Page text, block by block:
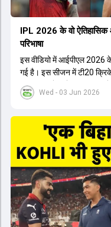
Wed - 03 Jun 2026
IPL 2026 के वो
परिभाषा
इस वीडियो में आईपीएल 2026
गई है। इस सीजन में टी20
भारतीय बल्लेबाजों का स्ट्राइक
1426 छक्के लगे और 65 बार
स्ट्राइक रेट के साथ मोस्ट
और बेंगलुरु के प्रदर्शन के साथ-
के आंकड़ों का भी विश्लेषण किया